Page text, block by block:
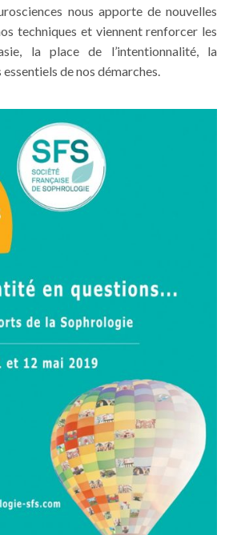
nous apporte de nouvelles
techniques et viennent renforcer les
la place de l’intentionnalité, la
de nos démarches.